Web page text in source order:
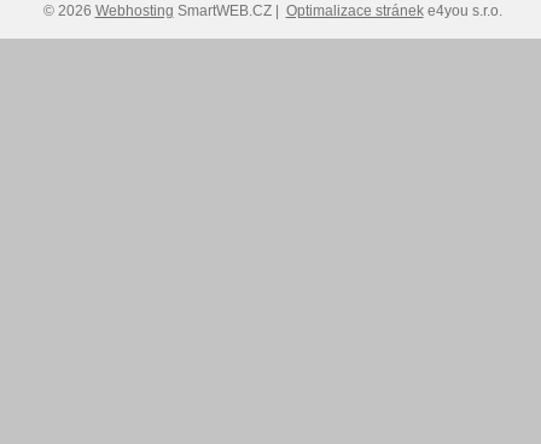
© 2026 Webhosting SmartWEB.CZ | Optimalizace stráneke4you s.r.o.